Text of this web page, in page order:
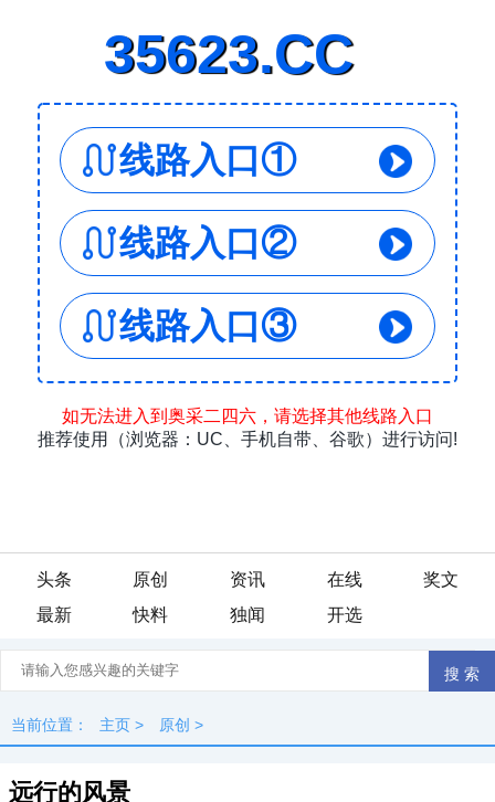
头条 原创 资讯 在线
奖文
最新
快料 独闻 开选
当前位置： 主页 > 原创 >
远行的风景